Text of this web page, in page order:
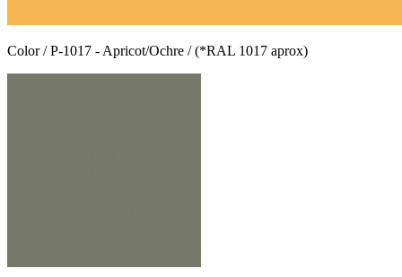
Color / P-1017 - Apricot/Ochre / (*RAL 1017 aprox)